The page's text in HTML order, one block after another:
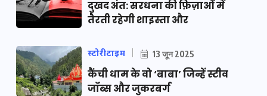
दुखद अंत: सरधना की फ़िज़ाओं में
तैरती रहेगी शाइस्ता और
स्टोरीटाइम 13 जून 2025
कैंची धाम के वो ‘बाबा’ जिन्हें स्टीव
जॉब्स और जुकरबर्ग